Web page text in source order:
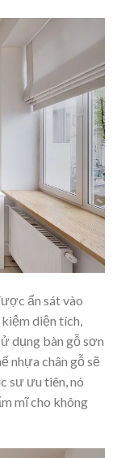
ẩn sát vào
diện tích,
dụng bàn gỗ sơn
nhựa chân gỗ sẽ
sư ưu tiên, nó
mĩ cho không